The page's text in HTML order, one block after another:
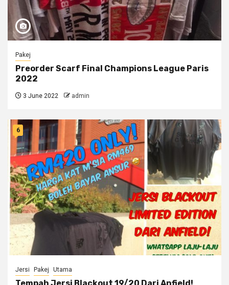
Pakej
Preorder Scarf Final Champions League Paris
2022
3 June 2022 admin
6
Jersi Pakej Utama